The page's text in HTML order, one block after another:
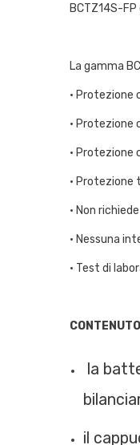
BCTZ14S-
La gamma
•
• Protezione
•
• Protezione
• Non
• Nessuna
• Test di
la
il